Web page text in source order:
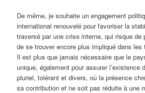
De même, je souhaite un engagement
international renouvelé pour favoriser la
traversé par une crise interne, qui risque de
de se trouver encore plus impliqué dans les
Il est plus que jamais nécessaire que le
unique, également pour assurer l’existence
pluriel, tolérant et divers, où la présence
sa contribution et ne soit pas réduite à une